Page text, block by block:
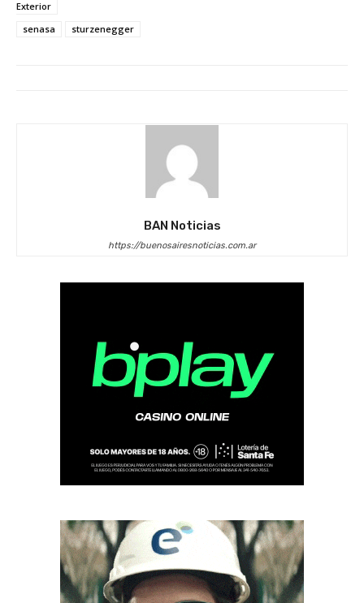
Exterior
senasa
sturzenegger
BAN Noticias
https://buenosairesnoticias.com.ar